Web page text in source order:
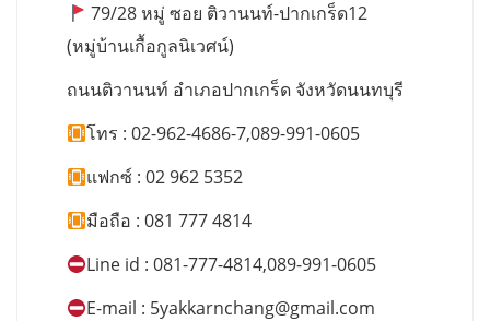
79/28 หมู่ ซอย ติวานนท์-ปากเกร็ด12
(หมู่บ้านเกื้อกูลนิเวศน์)
ถนนติวานนท์ อำเภอปากเกร็ด จังหวัดนนทบุรี
โทร : 02-962-4686-7,089-991-0605
แฟกซ์ : 02 962 5352
มือถือ : 081 777 4814
Line id : 081-777-4814,089-991-0605
E-mail : 5yakkarnchang@gmail.com